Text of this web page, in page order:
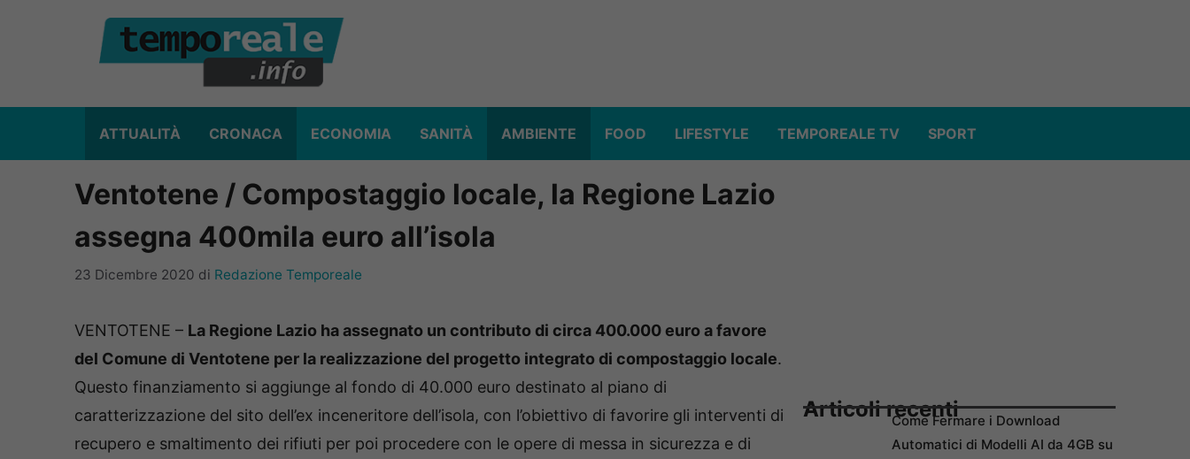
ATTUALITÀ CRONACA ECONOMIA SANITÀ AMBIENTE FOOD LIFESTYLE TEMPOREALE TV SPORT
Ventotene / Compostaggio locale, la Regione Lazio
assegna 400mila euro all’isola
23 Dicembre 2020 di Redazione Temporeale
VENTOTENE – La Regione Lazio ha assegnato un contributo di circa 400.000 euro a favore
del Comune di Ventotene per la realizzazione del progetto integrato di compostaggio locale.
Questo finanziamento si aggiunge al fondo di 40.000 euro destinato al piano di
caratterizzazione del sito dell’ex inceneritore dell’isola, con l’obiettivo di favorire gli interventi di
recupero e smaltimento dei rifiuti per poi procedere con le opere di messa in sicurezza e di
Articoli recentiCome Fermare i Download
Automatici di Modelli AI da 4GB su